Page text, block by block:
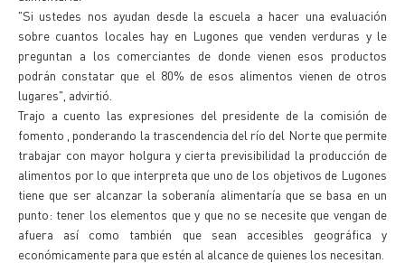
"Si ustedes nos ayudan desde la escuela a hacer una evaluación
sobre cuantos locales hay en Lugones que venden verduras y le
preguntan a los comerciantes de donde vienen esos productos
podrán constatar que el 80% de esos alimentos vienen de otros
lugares", advirtió.
Trajo a cuento las expresiones del presidente de la comisión de
fomento , ponderando la trascendencia del río del Norte que permite
trabajar con mayor holgura y cierta previsibilidad la producción de
alimentos por lo que interpreta que uno de los objetivos de Lugones
tiene que ser alcanzar la soberanía alimentaría que se basa en un
punto: tener los elementos que y que no se necesite que vengan de
afuera así como también que sean accesibles geográfica y
económicamente para que estén al alcance de quienes los necesitan.